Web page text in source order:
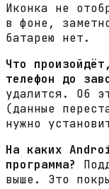
Иконка не
в фоне,
батарею нет.
Что
телефон до
удалится. Об
(данные
нужно
На каких
программа?
выше. Это